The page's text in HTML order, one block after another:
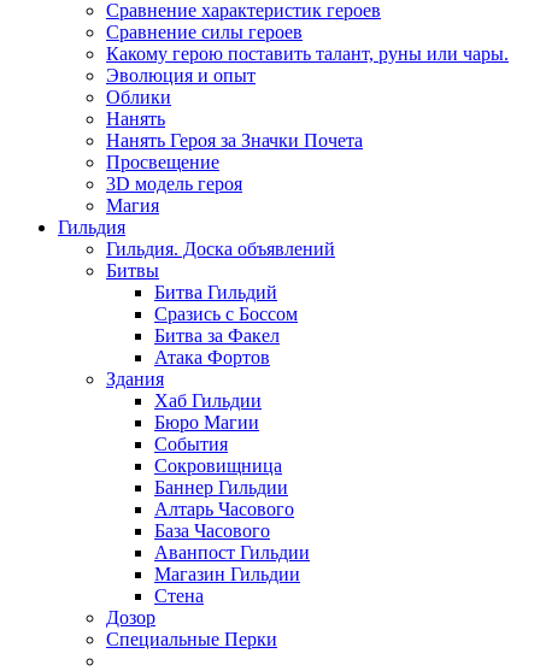
Сравнение характеристик героев
Сравнение силы героев
Какому герою поставить талант, руны или чары.
Эволюция и опыт
Облики
Нанять
Нанять Героя за Значки Почета
Просвещение
3D модель героя
Магия
Гильдия
Гильдия. Доска объявлений
Битвы
Битва Гильдий
Сразись с Боссом
Битва за Факел
Атака Фортов
Здания
Хаб Гильдии
Бюро Магии
События
Сокровищница
Баннер Гильдии
Алтарь Часового
База Часового
Аванпост Гильдии
Магазин Гильдии
Стена
Дозор
Специальные Перки